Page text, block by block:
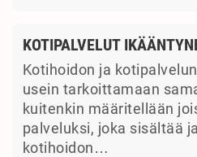
KOTIPALVELUT
Kotihoidon ja
usein tarkoittamaan
kuitenkin määritellään
palveluksi, joka sisältää
kotihoidon…